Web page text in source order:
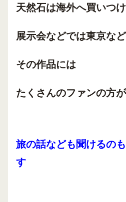
天然石は海外へ買いつ
展示会などでは東京な
その作品には
たくさんのファンの方
旅の話なども聞けるの
す